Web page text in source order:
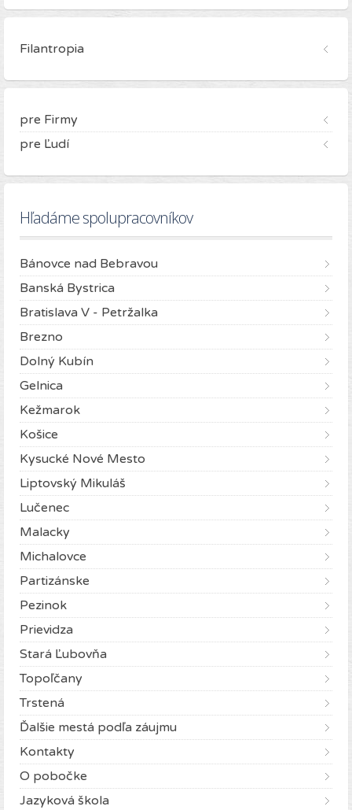
Filantropia
pre Firmy
pre Ľudí
Hľadáme spolupracovníkov
Bánovce nad Bebravou
Banská Bystrica
Bratislava V - Petržalka
Brezno
Dolný Kubín
Gelnica
Kežmarok
Košice
Kysucké Nové Mesto
Liptovský Mikuláš
Lučenec
Malacky
Michalovce
Partizánske
Pezinok
Prievidza
Stará Ľubovňa
Topoľčany
Trstená
Ďalšie mestá podľa záujmu
Kontakty
O pobočke
Jazyková škola